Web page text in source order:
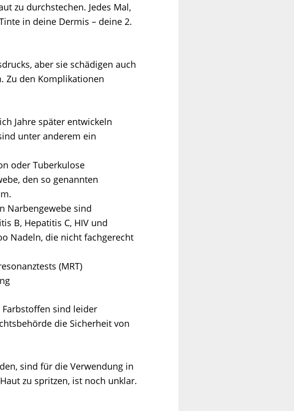
zu durchstechen. Jedes Mal,
in deine Dermis – deine 2.
aber sie schädigen auch
Zu den Komplikationen
Jahre später entwickeln
unter anderem ein
oder Tuberkulose
den so genannten
Narbengewebe sind
B, Hepatitis C, HIV und
Nadeln, die nicht fachgerecht
(MRT)
sind leider
die Sicherheit von
sind für die Verwendung in
zu spritzen, ist noch unklar.